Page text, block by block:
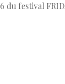
du festival